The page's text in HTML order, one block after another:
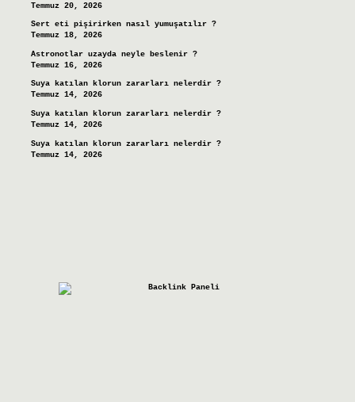
Temmuz 20, 2026
Sert eti pişirirken nasıl yumuşatılır ?
Temmuz 18, 2026
Astronotlar uzayda neyle beslenir ?
Temmuz 16, 2026
Suya katılan klorun zararları nelerdir ?
Temmuz 14, 2026
Suya katılan klorun zararları nelerdir ?
Temmuz 14, 2026
Suya katılan klorun zararları nelerdir ?
Temmuz 14, 2026